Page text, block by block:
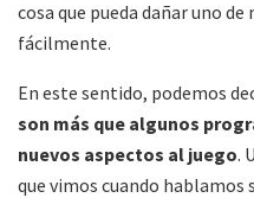
cosa que pueda dañar uno
fácilmente.
En este sentido, podemos
son más que algunos
nuevos aspectos al juego.
que vimos cuando hablamos